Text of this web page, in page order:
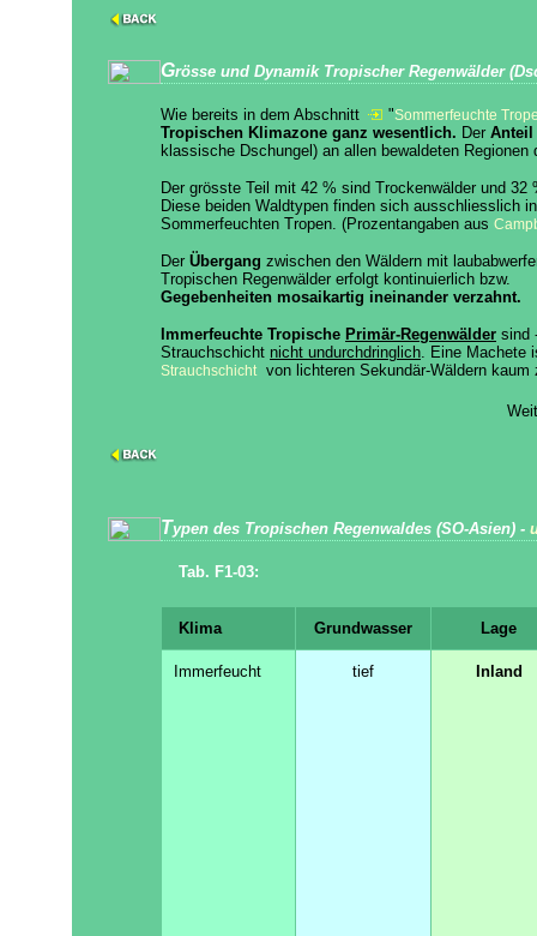
Grösse und Dynamik Tropischer Regenwälder
Wie bereits in dem Abschnitt "Sommerfeuchte
Tropischen Klimazone ganz wesentlich. Der Anteil
klassische Dschungel) an allen bewaldeten
Der grösste Teil mit 42 % sind Trockenwälder und
Diese beiden Waldtypen finden sich ausschliesslich
Sommerfeuchten Tropen. (Prozentangaben aus
Der Übergang zwischen den Wäldern mit
Tropischen Regenwälder erfolgt kontinuierlich bzw.
Gegebenheiten mosaikartig ineinander verzahnt.
Immerfeuchte Tropische Primär-Regenwälder sind
Strauchschicht nicht undurchdringlich. Eine Machete
Strauchschichtvon lichteren Sekundär-Wäldern kaum
Typen des Tropischen Regenwaldes (SO-Asien) -
Tab. F1-03:
Klima Grundwasser Lage
Immerfeucht tief Inland